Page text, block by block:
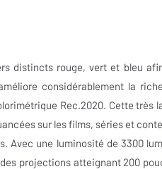
distincts rouge, vert et bleu
considérablement la
Rec.2020. Cette très
sur les films, séries et
Avec une luminosité de 3300
projections atteignant 200